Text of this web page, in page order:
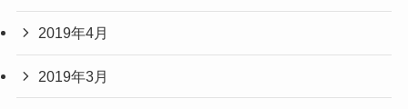
2019年4月
2019年3月